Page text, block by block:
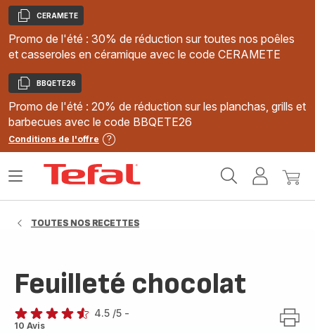
Copier
CERAMETE
Promo de l'été : 30% de réduction sur toutes nos poêles
et casseroles en céramique avec le code CERAMETE
Copier
BBQETE26
Promo de l'été : 20% de réduction sur les planchas, grills et
barbecues avec le code BBQETE26
Conditions de l'offre
MonMon
Ouvrir
TOUTES NOS RECETTES
Feuilleté chocolat
ratings.4.5
4.5 /5 -
10 Avis